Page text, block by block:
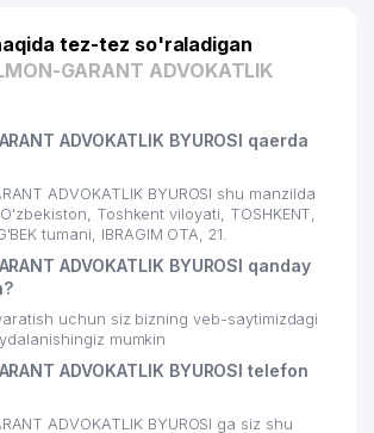
tez-tez so'raladigan
GARANT ADVOKATLIK
ADVOKATLIK BYUROSI qaerda
ADVOKATLIK BYUROSI shu manzilda
Toshkent viloyati, TOSHKENT,
tumani, IBRAGIM OTA, 21.
ADVOKATLIK BYUROSI qanday
uchun siz bizning veb-saytimizdagi
mumkin
ADVOKATLIK BYUROSI telefon
ADVOKATLIK BYUROSI ga siz shu